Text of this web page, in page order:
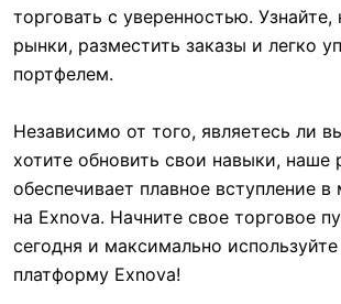
торговать с уверенностью. Узнайте,
рынки, разместить заказы и легко
портфелем.
Независимо от того, являетесь ли
хотите обновить свои навыки, наше
обеспечивает плавное вступление
на Exnova. Начните свое торговое
сегодня и максимально
платформу Exnova!